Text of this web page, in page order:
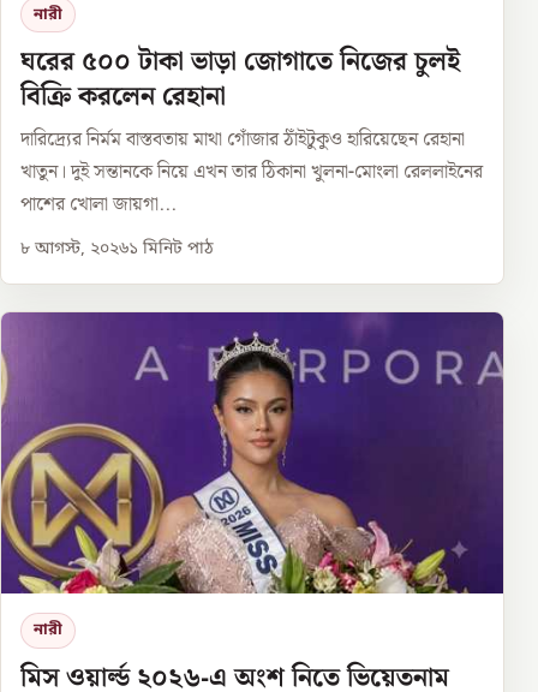
নারী
ঘরের ৫০০ টাকা ভাড়া জোগাতে নিজের চুলই
বিক্রি করলেন রেহানা
দারিদ্র্যের নির্মম বাস্তবতায় মাথা গোঁজার ঠাঁইটুকুও হারিয়েছেন রেহানা
খাতুন। দুই সন্তানকে নিয়ে এখন তার ঠিকানা খুলনা-মোংলা রেললাইনের
পাশের খোলা জায়গা...
৮ আগস্ট, ২০২৬১ মিনিট পাঠ
নারী
মিস ওয়ার্ল্ড ২০২৬-এ অংশ নিতে ভিয়েতনাম